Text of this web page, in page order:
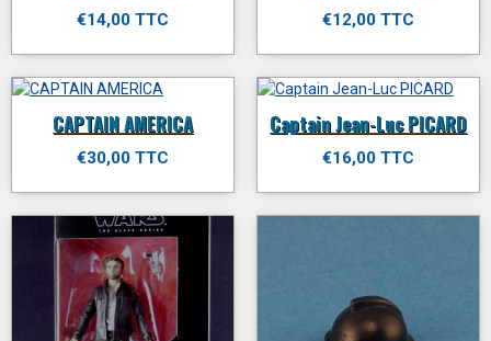
€14,00 TTC €12,00 TTC
CAPTAIN AMERICA
€30,00 TTC
Captain Jean-Luc PICARD
€16,00 TTC